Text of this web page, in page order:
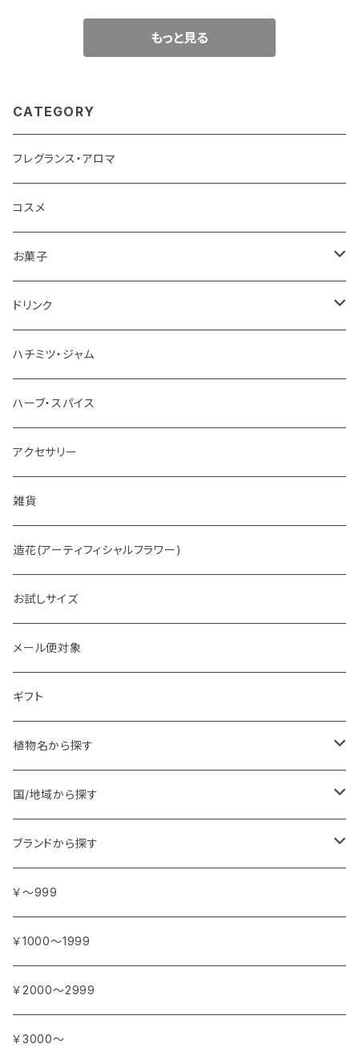
もっと見る
CATEGORY
フレグランス・アロマ
コスメ
お菓子
チョコレート
ドリンク
お茶
ホットチョコレート
ハチミツ・ジャム
ハーブ・スパイス
アクセサリー
雑貨
造花(アーティフィシャルフラワー)
お試しサイズ
メール便対象
ギフト
植物名から探す
ア行
アンジェリカ
イランイラン
カ行
ガーデニア (クチナシ)
カカオ
サ行
シダーウッド
シナモン
タ行
タイム
チェリー
ナ行
ナツメグ
ハ行
国/地域から探す
ヨーロッパ
フランス
イタリア
アフリカ
ブルキナファソ
南アフリカ
アジア
トルコ
シリア
ブランドから探す
アトリエ・ボヌール・ドゥ・ジュール
アンティカ・ドルチェリア・ボナイユート
オウロシカ
カンパニー デュ ミエル
￥～999
￥1000～1999
￥2000～2999
￥3000～